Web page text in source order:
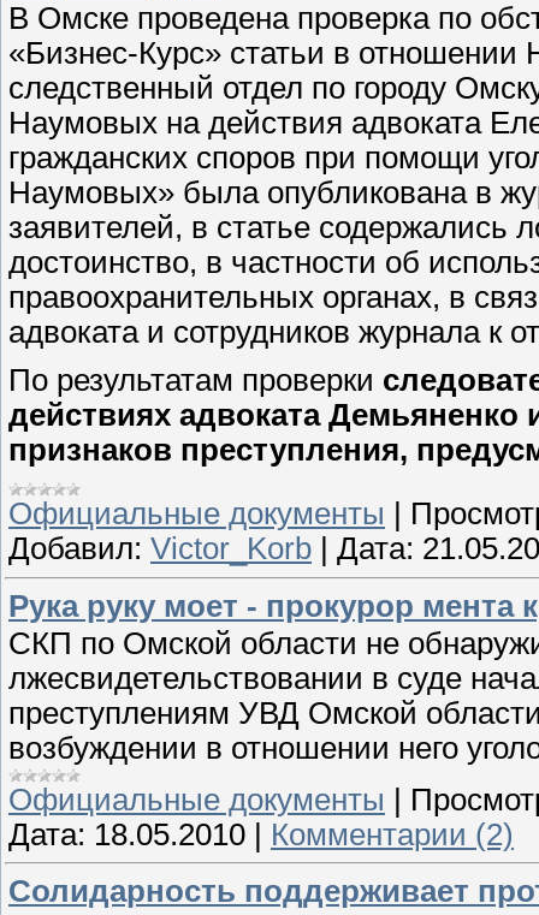
В Омске проведена проверка по
«Бизнес-Курс» статьи в
следственный отдел по городу
Наумовых на действия адвоката
гражданских споров при помощи
Наумовых» была опубликована в
заявителей, в статье содержались
достоинство, в частности об
правоохранительных органах, в
адвоката и сотрудников журнала к
По результатам проверки
действиях адвоката Демьяненко
признаков преступления,
Официальные документы
Добавил: Victor_Korb Дата:
Рука руку моет - прокурор мента
СКП по Омской области не
лжесвидетельствовании в суде
преступлениям УВД Омской
возбуждении в отношении него
Официальные документы
Дата: 18.05.2010
Комментарии (2)
Солидарность поддерживает